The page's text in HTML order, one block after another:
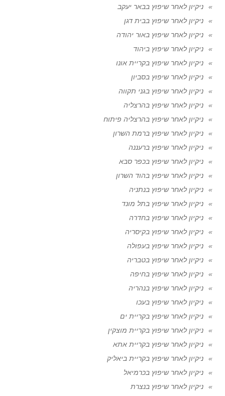
ניקיון לאחר שיפוץ בבאר יעקב
ניקיון לאחר שיפוץ בבית דגן
ניקיון לאחר שיפוץ באור יהודה
ניקיון לאחר שיפוץ ביהוד
ניקיון לאחר שיפוץ בקריית אונו
ניקיון לאחר שיפוץ בסביון
ניקיון לאחר שיפוץ בגני תקווה
ניקיון לאחר שיפוץ בהרצליה
ניקיון לאחר שיפוץ בהרצליה פיתוח
ניקיון לאחר שיפוץ ברמת השרון
ניקיון לאחר שיפוץ ברעננה
ניקיון לאחר שיפוץ בכפר סבא
ניקיון לאחר שיפוץ בהוד השרון
ניקיון לאחר שיפוץ בנתניה
ניקיון לאחר שיפוץ בתל מונד
ניקיון לאחר שיפוץ בחדרה
ניקיון לאחר שיפוץ בקיסריה
ניקיון לאחר שיפוץ בעפולה
ניקיון לאחר שיפוץ בטבריה
ניקיון לאחר שיפוץ בחיפה
ניקיון לאחר שיפוץ בנהריה
ניקיון לאחר שיפוץ בעכו
ניקיון לאחר שיפוץ בקריית ים
ניקיון לאחר שיפוץ בקריית מוצקין
ניקיון לאחר שיפוץ בקריית אתא
ניקיון לאחר שיפוץ בקריית ביאליק
ניקיון לאחר שיפוץ בכרמיאל
ניקיון לאחר שיפוץ בנצרת